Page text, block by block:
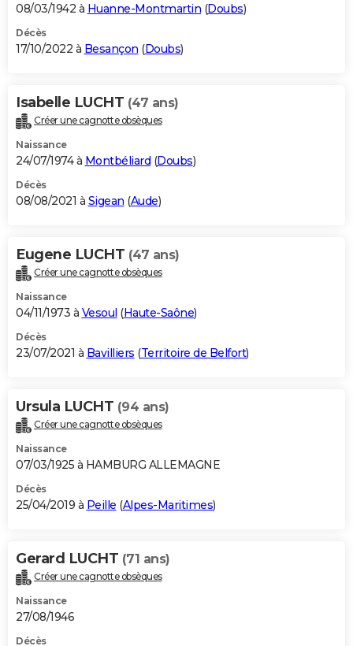
08/03/1942 à Huanne-Montmartin (Doubs)
Décès
17/10/2022 à Besançon (Doubs)
Isabelle LUCHT (47 ans)
Créer une cagnotte obsèques
Naissance
24/07/1974 à Montbéliard (Doubs)
Décès
08/08/2021 à Sigean (Aude)
Eugene LUCHT (47 ans)
Créer une cagnotte obsèques
Naissance
04/11/1973 à Vesoul (Haute-Saône)
Décès
23/07/2021 à Bavilliers (Territoire de Belfort)
Ursula LUCHT (94 ans)
Créer une cagnotte obsèques
Naissance
07/03/1925 à HAMBURG ALLEMAGNE
Décès
25/04/2019 à Peille (Alpes-Maritimes)
Gerard LUCHT (71 ans)
Créer une cagnotte obsèques
Naissance
27/08/1946
Décès